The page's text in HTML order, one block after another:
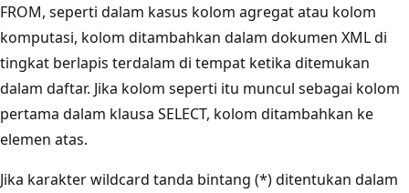
FROM, seperti dalam kasus kolom agregat atau kolom
komputasi, kolom ditambahkan dalam dokumen XML di
tingkat berlapis terdalam di tempat ketika ditemukan
dalam daftar. Jika kolom seperti itu muncul sebagai kolom
pertama dalam klausa SELECT, kolom ditambahkan ke
elemen atas.
Jika karakter wildcard tanda bintang (*) ditentukan dalam